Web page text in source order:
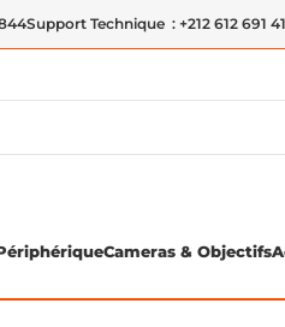
Support Technique : +212 612 691
Cameras & Objectifs